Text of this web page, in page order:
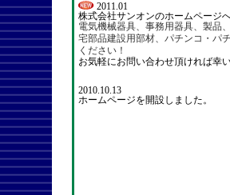
2011.01
株式会社サンオンのホームページへ
電気機械器具、事務用器具、製品
宅部品建設用部材、パチンコ・パ
ください！
お気軽にお問い合わせ頂ければ幸い
2010.10.13
ホームページを開設しました。